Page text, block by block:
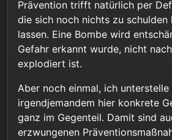
Prävention trifft natürlich per
die sich noch nichts zu schulden
lassen. Eine Bombe wird
Gefahr erkannt wurde, nicht
explodiert ist.
Aber noch einmal, ich
irgendjemandem hier konkrete
ganz im Gegenteil. Damit sind
erzwungenen